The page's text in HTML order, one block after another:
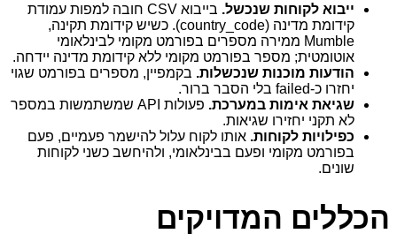
ייבוא לקוחות שנכשל.
בייבוא CSV חובה למפות עמודת
קידומת מדינה (country_code). כשיש קידומת תקינה,
Mumble ממירה מספרים בפורמט מקומי לבינלאומי
אוטומטית; מספר בפורמט מקומי ללא קידומת מדינה יידחה.
הודעות מוכנות שנכשלות. בקמפיין, מספרים בפורמט שגוי
יחזרו כ‑failed בלי הסבר ברור.
שגיאת אימות במערכת.
פעולות API שמשתמשות במספר
לא תקני יחזירו שגיאות.
כפילויות לקוחות. אותו לקוח עלול להישמר פעמיים, פעם
בפורמט מקומי ופעם בבינלאומי, ולהיחשב כשני לקוחות
שונים.
הכללים המדויקים